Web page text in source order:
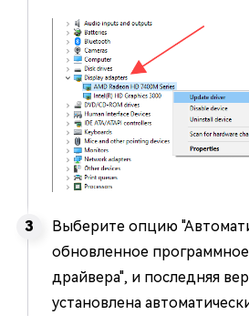
Выберите опцию
обновленное
драйвера", и последняя
установлена